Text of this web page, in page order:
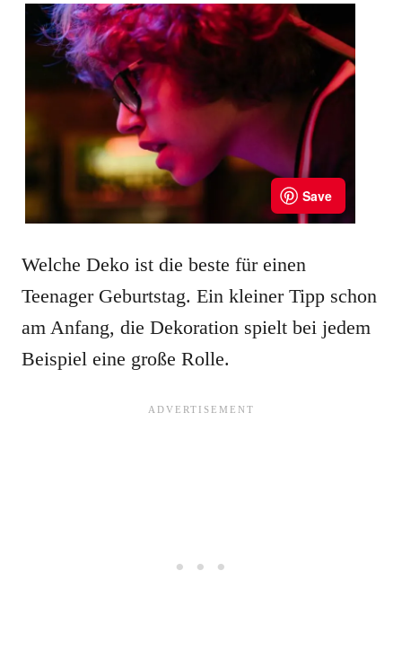
Welche Deko ist die beste für einen
Teenager Geburtstag. Ein kleiner Tipp schon
am Anfang, die Dekoration spielt bei jedem
Beispiel eine große Rolle.